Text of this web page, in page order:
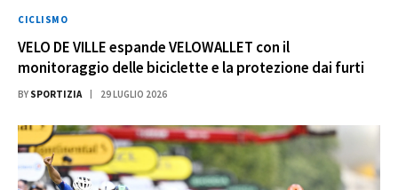
CICLISMO
VELO DE VILLE espande VELOWALLET con il
monitoraggio delle biciclette e la protezione dai furti
BY SPORTIZIA 29 LUGLIO 2026